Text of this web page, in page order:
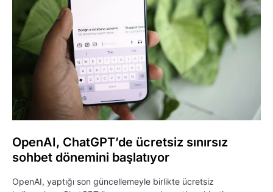
OpenAI, ChatGPT’de ücretsiz sınırsız
sohbet dönemini başlatıyor
OpenAI, yaptığı son güncellemeyle birlikte ücretsiz